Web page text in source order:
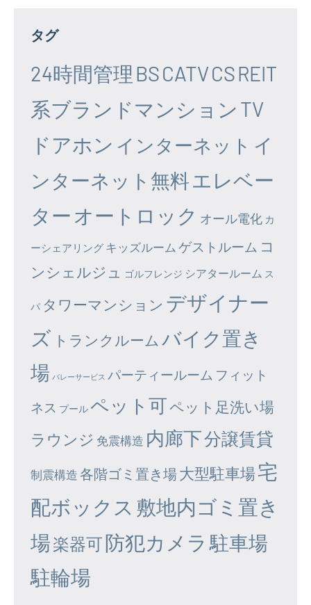
タグ
24時間管理 BSCATVCSREIT
系ブランドマンション TV
ドアホン インターネット イ
ンターネット無料エレベー
ター オートロック オール電化 カ
ーシェアリング キッズルーム ゲストルーム コ
ンシェルジュ
ゴルフレンジ シアタールーム ス
パ タワーマンション デザイナー
ズ トランクルーム バイク置き
場 バレーサービス パーティールーム フィット
ネス プール ペット可ペット足洗い場
ラウンジ 免震構造 内廊下分譲賃貸
制震構造 各階ゴミ置き場大型駐車場宅
配ボックス 敷地内ゴミ置き
場楽器可防犯カメラ 駐車場
駐輪場